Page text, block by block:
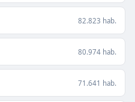
82.823 hab.
80.974 hab.
71.641 hab.